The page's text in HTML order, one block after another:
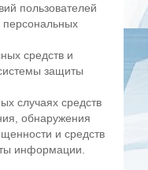
пользователей
средств и
защиты
случаях средств
обнаружения
и средств
информации.